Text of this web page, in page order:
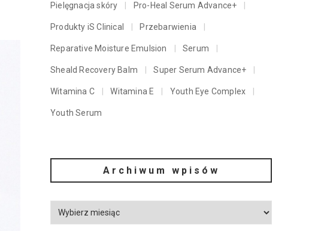
Pielęgnacja skóry Pro-Heal Serum Advance+
Produkty iS Clinical Przebarwienia
Reparative Moisture Emulsion Serum
Sheald Recovery Balm Super Serum Advance+
Witamina C Witamina E Youth Eye Complex
Youth Serum
Archiwum wpisów